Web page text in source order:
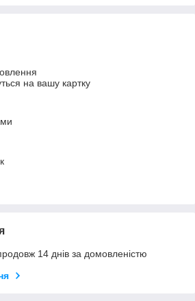
на вашу картку
14 днів за домовленістю